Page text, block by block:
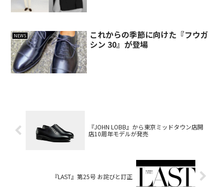
NEWS
これからの季節に向けた『フウガ
シン 30』が登場
『JOHN LOBB』から東京ミッドタウン店開
店10周年モデルが発売
『LAST』第25号 お詫びと訂正